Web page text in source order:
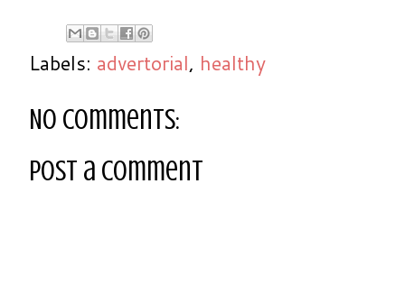
Labels: advertorial, healthy
No comments:
Post a Comment